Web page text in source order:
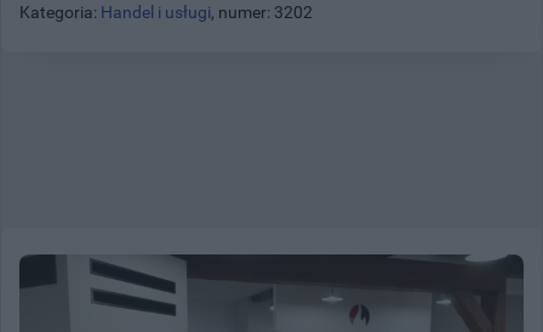
Kategoria: Handel i usługi, numer: 3202